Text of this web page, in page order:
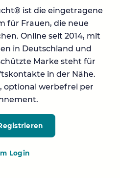
ist die eingetragene
für Frauen, die neue
Online seit 2014, mit
in Deutschland und
Marke steht für
in der Nähe.
optional werbefrei per
Login